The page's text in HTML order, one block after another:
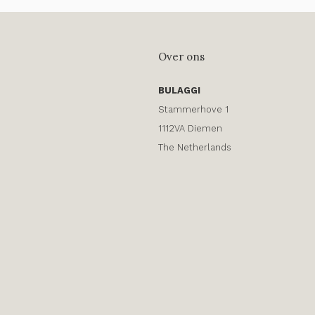
Over ons
BULAGGI
Stammerhove 1
1112VA Diemen
The Netherlands